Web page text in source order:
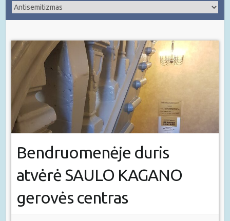
Bendruomenėje duris
atvėrė SAULO KAGANO
gerovės centras